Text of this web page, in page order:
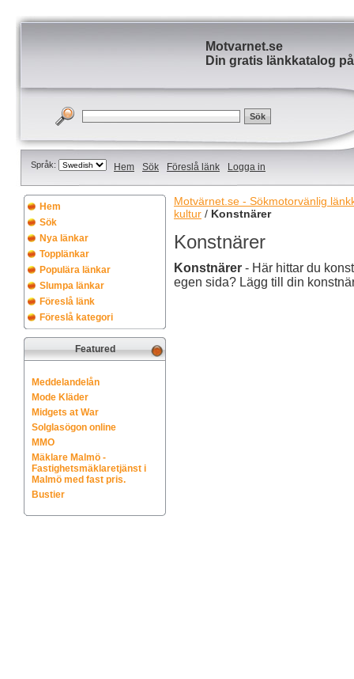
Motvarnet.se
Din gratis länkkatalog
Språk: Hem Sök Föreslå länk Logga in
Hem
Sök
Nya länkar
Topplänkar
Populära länkar
Slumpa länkar
Föreslå länk
Föreslå kategori
Featured
Meddelandelån
Mode Kläder
Midgets at War
Solglasögon online
MMO
Mäklare Malmö -
Fastighetsmäklaretjänst i
Malmö med fast pris.
Bustier
Motvärnet.se - Sökmotorvänlig
kultur / Konstnärer
Konstnärer
Konstnärer - Här hittar du
egen sida? Lägg till din